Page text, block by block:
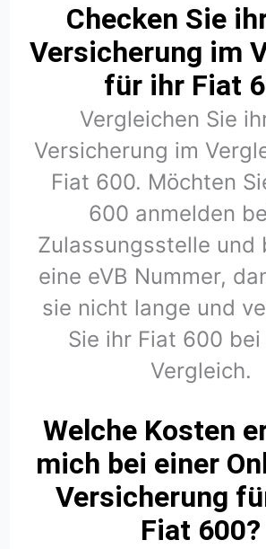
Checken Sie
Versicherung im
für ihr Fiat
Vergleichen Sie
Versicherung im
Fiat 600. Möchten
600 anmelden
Zulassungsstelle und
eine eVB Nummer,
sie nicht lange und
Sie ihr Fiat 600 bei
Vergleich.
Welche Kosten
mich bei einer
Versicherung
Fiat 600?